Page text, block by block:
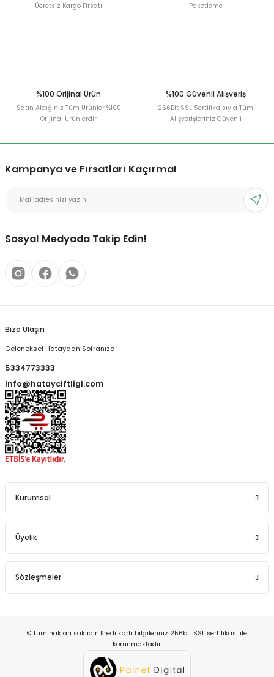
Ücretsiz Kargo Fırsatı
Paketleme
%100 Orijinal Ürün
Satın Aldığınız Tüm Ürünler %100
Orijinal Ürünlerdir
%100 Güvenli Alışveriş
256Bit SSL Sertifikalsıyla Tüm
Alışverişleriniz Güvenli
Kampanya ve Fırsatları Kaçırma!
Sosyal Medyada Takip Edin!
Bize Ulaşın
Geleneksel Hataydan Sofranıza
5334773333
info@hatayciftligi.com
Kurumsal
Üyelik
Sözleşmeler
© Tüm hakları saklıdır. Kredi kartı bilgileriniz 256bit SSL sertifikası ile
korunmaktadır.